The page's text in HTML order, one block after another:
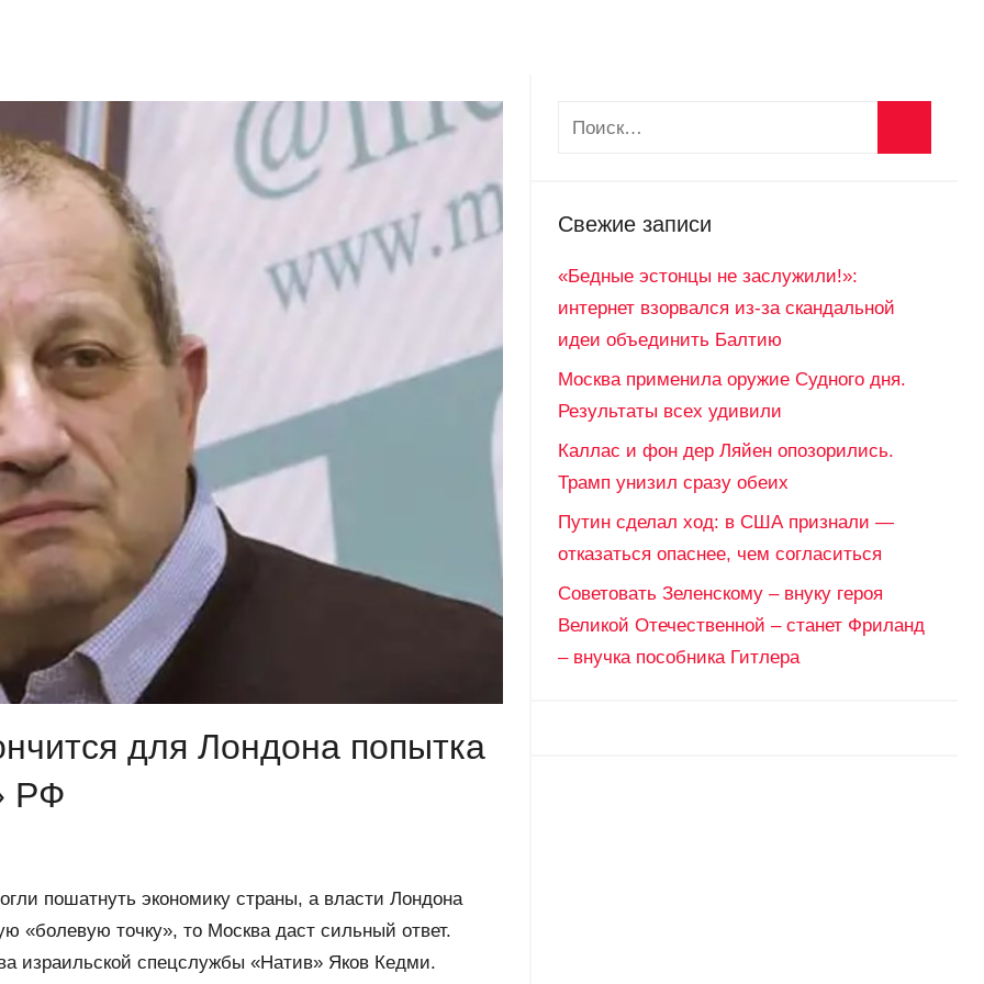
для Лондона попытка
РФ
пошатнуть экономику страны, а власти Лондона
«болевую точку», то Москва даст сильный ответ.
израильской спецслужбы «Натив» Яков Кедми.
Свежие записи
«Бедные эстонцы не заслужили!»:
интернет взорвался из-за скандальной
идеи объединить Балтию
Москва применила оружие Судного дня.
Результаты всех удивили
Каллас и фон дер Ляйен опозорились.
Трамп унизил сразу обеих
Путин сделал ход: в США признали —
отказаться опаснее, чем согласиться
Советовать Зеленскому – внуку героя
Великой Отечественной – станет Фриланд
– внучка пособника Гитлера